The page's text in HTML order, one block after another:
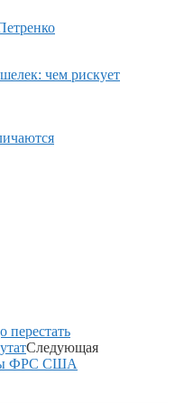
чем рискует
перестать
Следующая
ФРС США